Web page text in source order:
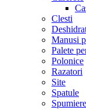
Clesti
Manusi
Palete
Polonice
Razatori
Site
Spatule
Spumiere